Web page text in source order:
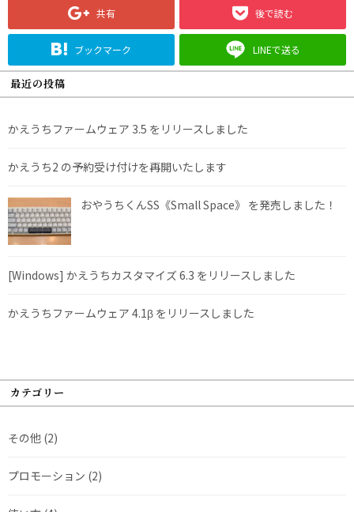
共有 後で読む
ブックマーク LINEで送る
最近の投稿
かえうちファームウェア 3.5 をリリースしました
かえうち2 の予約受け付けを再開いたします
おやうちくんSS《Small Space》 を発売しました！
[Windows] かえうちカスタマイズ 6.3 をリリースしました
かえうちファームウェア 4.1β をリリースしました
カテゴリー
その他 (2)
プロモーション (2)